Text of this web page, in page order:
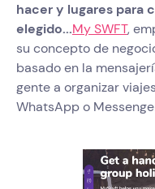
hacer y lugares para
elegido...My SWFT,
su concepto de
basado en la
gente a organizar
WhatsApp o